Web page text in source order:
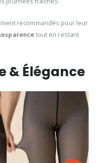
recommandés pour leur
tout en restant
& Élégance